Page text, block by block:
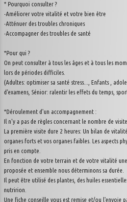
* Pourquoi consulter ?
-Améliorer votre vitalité et votre bien être
-Atténuer des troubles chroniques
-Accompagner des troubles de santé
*Pour qui ?
On peut consulter à tous les âges et à tous les
lors de périodes difficiles.
(Adultes: optimiser sa santé stress..., Enfants ,
d'examens, Sénior: ralentir les effets du temps,
*Déroulement d'un accompagnement :
Il n'y a pas de règles concernant le nombre de
La première visite dure 2 heures: Un bilan de
organes forts et vos organes faibles. Les aspects
pris en compte.
En fonction de votre terrain et de votre vitalité
proposée et ensemble nous déterminons sa durée.
Il peut être utilisé des plantes, des huiles
nutririon.
Une fiche conseille vous est remise et/ou l'envoie